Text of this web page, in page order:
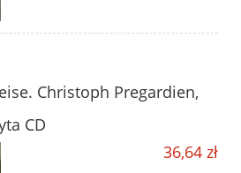
Christoph Pregardien,
CD
36,64 zł